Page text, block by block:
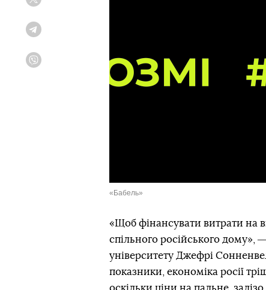
«Бабель»
«Щоб фінансувати витрати на
спільного російського дому»,
університету Джефрі
показники, економіка росії
оскільки ціни на пальне,